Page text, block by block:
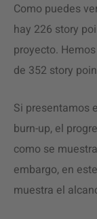
Como puedes
hay 226 story
proyecto.
de 352 story
Si presentamos
burn-up, el
como se
embargo, en
muestra el